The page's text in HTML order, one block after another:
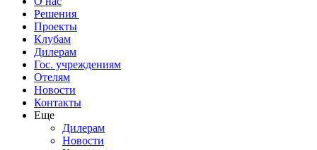
Решения
Проекты
Клубам
Дилерам
Гос. учреждениям
Отелям
Новости
Контакты
Еще
Дилерам
Новости